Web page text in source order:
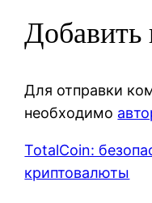
Добавить
Для отправки
необходимо
TotalCoin:
криптовалюты